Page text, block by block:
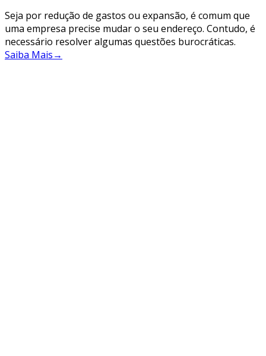
Seja por redução de gastos ou expansão, é comum que
uma empresa precise mudar o seu endereço. Contudo, é
necessário resolver algumas questões burocráticas.
Saiba Mais→